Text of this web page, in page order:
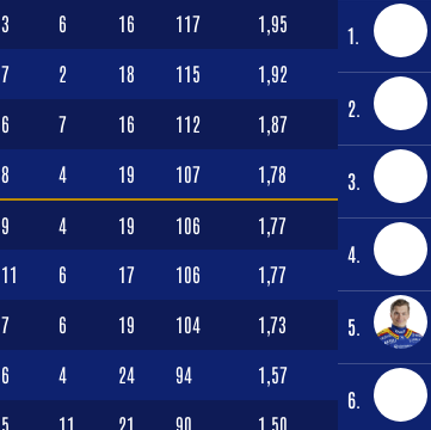
3 6 16 117 1,95
7 2 18 115 1,92
6 7 16 112 1,87
8 4 19 107 1,78
9 4 19 106 1,77
11 6 17 106 1,77
7 6 19 104 1,73
6 4 24 94 1,57
5 11 21 90 1,50
1.
2.
3.
4.
5.
6.